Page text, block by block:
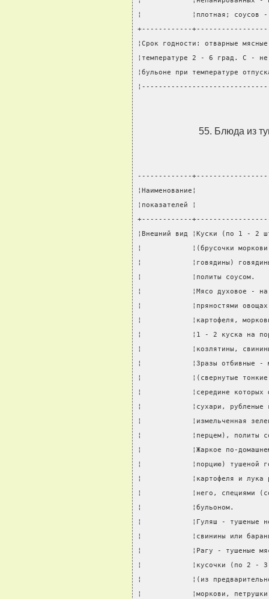
¦            ¦плотная;
+------------
¦Срок годности: отварные
¦температуре 2 - 6 град. C -
¦бульоне при температуре
55. Блюда из
-------------
¦Наименование¦
¦показателей ¦
+------------
¦Внешний вид ¦Куски (по 1 - 2
¦            ¦(брусочки моркови,
¦            ¦говядины)
¦            ¦политы
¦            ¦Мясо духовое - на
¦            ¦пряностями овощах
¦            ¦картофеля,
¦            ¦1 - 2 куска на
¦            ¦козлятины,
¦            ¦Зразы отбивные -
¦            ¦(свернутые тонкие
¦            ¦середине которых
¦            ¦сухари, рубленые
¦            ¦измельченная
¦            ¦перцем),
¦            ¦Жаркое по-
¦            ¦порцию) тушеной
¦            ¦картофеля и лука
¦            ¦него, специями
¦            ¦бульоном.
¦            ¦Гуляш - тушеные
¦            ¦свинины или
¦            ¦Рагу - тушеные
¦            ¦кусочки (по 2 - 3
¦            ¦(из
¦            ¦моркови, петрушки,